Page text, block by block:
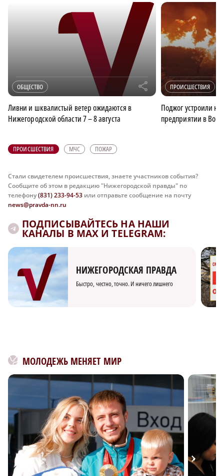
ОБЩЕСТВО r
Ливни и шквалистый ветер ожидаются в
Нижегородской области 7 – 8 августа
ПРОИСШЕСТВИЯ
Поджог устроили
предприятии в
ПРОИСШЕСТВИЯ МЧС ПОЖАР
Стали свидетелем происшествия, знаете участников события?
Сообщите об этом в редакцию "Нижегородской правды" по
телефону(831) 233-94-53 или отправьте сообщение на почту
news@pravda-nn.ru
ПОДПИСЫВАЙТЕСЬ НА НАШИ
КАНАЛЫ В MAX И TELEGRAM:
НИЖЕГОРОДСКАЯ ПРАВДА
Быстро, честно, точно. И ничего лишнего
МОЛОДЕЖЬ МЕНЯЕТ МИР